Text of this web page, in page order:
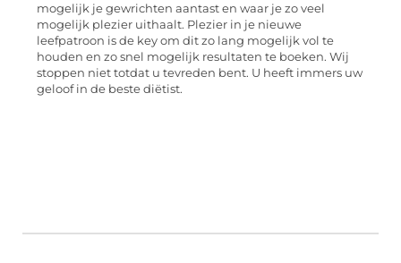
mogelijk je gewrichten aantast en waar je zo veel
mogelijk plezier uithaalt. Plezier in je nieuwe
leefpatroon is de key om dit zo lang mogelijk vol te
houden en zo snel mogelijk resultaten te boeken. Wij
stoppen niet totdat u tevreden bent. U heeft immers uw
geloof in de beste diëtist.